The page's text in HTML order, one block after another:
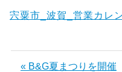
宍粟市_波賀_営業カレ
« B&G夏まつりを開催